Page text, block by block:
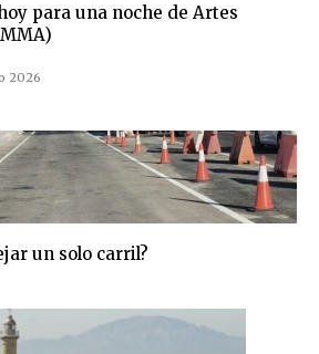
para una noche de Artes
2026
un solo carril?